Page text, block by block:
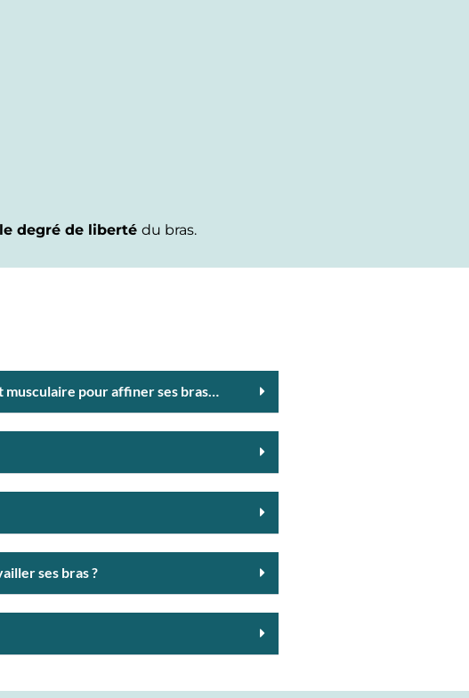
degré de liberté du bras.
pour affiner ses bras…
ses bras ?